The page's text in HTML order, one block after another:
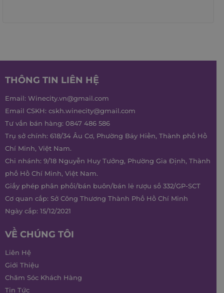
THÔNG TIN LIÊN HỆ
Email: Winecity.vn@gmail.com
Email CSKH: cskh.winecity@gmail.com
Tư vấn bán hàng: 0847 486 586
Trụ sở chính: 618/34 Âu Cơ, Phường Bảy Hiền, Thành phố Hồ
Chí Minh, Việt Nam.
Chi nhánh: 9/18 Nguyễn Huy Tưởng, Phường Gia Định, Thành
phố Hồ Chí Minh, Việt Nam.
Giấy phép phân phối/bán buôn/bán lẻ rượu số 332/GP-SCT
Cơ quan cấp: Sở Công Thương Thành Phố Hồ Chí Minh
Ngày cấp: 15/12/2021
VỀ CHÚNG TÔI
Liên Hệ
Giới Thiệu
Chăm Sóc Khách Hàng
Tin Tức